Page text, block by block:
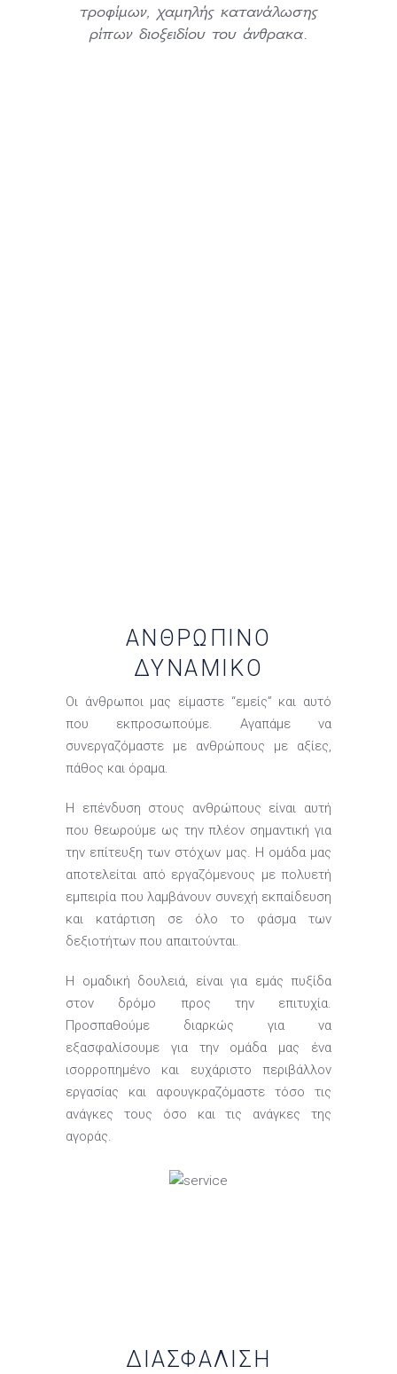
τροφίμων, χαμηλής κατανάλωσης
ρίπων διοξειδίου του άνθρακα.
ΑΝΘΡΏΠΙΝΟ
ΔΥΝΑΜΙΚΌ
Οι άνθρωποι μας είμαστε “εμείς” και αυτό
που εκπροσωπούμε. Αγαπάμε να
συνεργαζόμαστε με ανθρώπους με αξίες,
πάθος και όραμα.
Η επένδυση στους ανθρώπους είναι αυτή
που θεωρούμε ως την πλέον σημαντική για
την επίτευξη των στόχων μας. Η ομάδα μας
αποτελείται από εργαζόμενους με πολυετή
εμπειρία που λαμβάνουν συνεχή εκπαίδευση
και κατάρτιση σε όλο το φάσμα των
δεξιοτήτων που απαιτούνται.
Η ομαδική δουλειά, είναι για εμάς πυξίδα
στον δρόμο προς την επιτυχία.
Προσπαθούμε διαρκώς για να
εξασφαλίσουμε για την ομάδα μας ένα
ισορροπημένο και ευχάριστο περιβάλλον
εργασίας και αφουγκραζόμαστε τόσο τις
ανάγκες τους όσο και τις ανάγκες της
αγοράς.
ΔΙΑΣΦΆΛΙΣΗ